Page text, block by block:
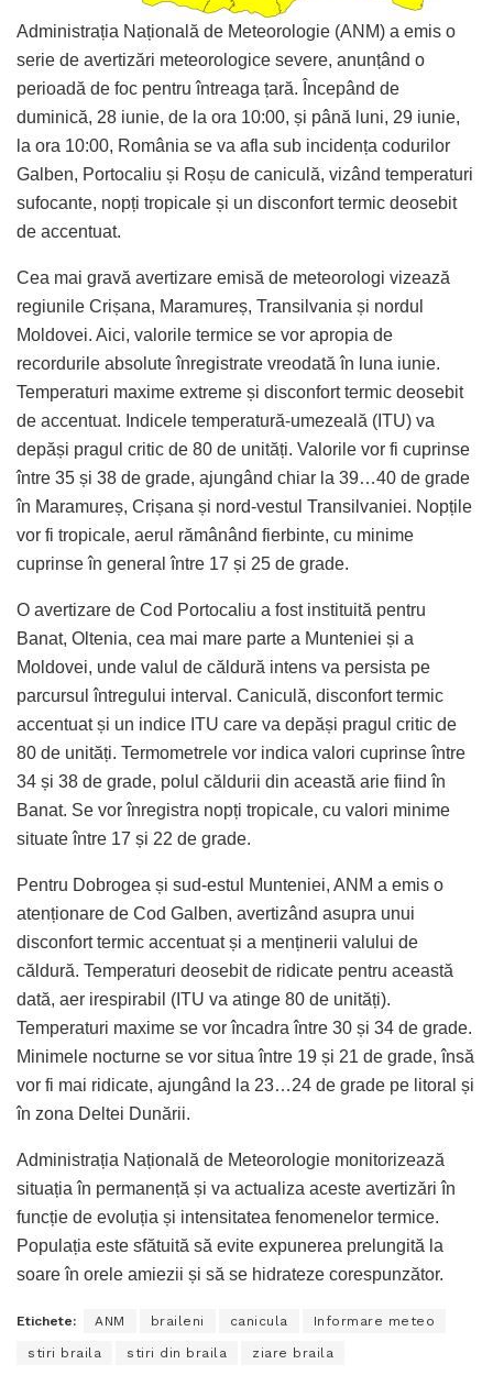
Administrația Națională de Meteorologie (ANM) a emis o
serie de avertizări meteorologice severe, anunțând o
perioadă de foc pentru întreaga țară. Începând de
duminică, 28 iunie, de la ora 10:00, și până luni, 29 iunie,
la ora 10:00, România se va afla sub incidența codurilor
Galben, Portocaliu și Roșu de caniculă, vizând temperaturi
sufocante, nopți tropicale și un disconfort termic deosebit
de accentuat.
Cea mai gravă avertizare emisă de meteorologi vizează
regiunile Crișana, Maramureș, Transilvania și nordul
Moldovei. Aici, valorile termice se vor apropia de
recordurile absolute înregistrate vreodată în luna iunie.
Temperaturi maxime extreme și disconfort termic deosebit
de accentuat. Indicele temperatură-umezeală (ITU) va
depăși pragul critic de 80 de unități. Valorile vor fi cuprinse
între 35 și 38 de grade, ajungând chiar la 39…40 de grade
în Maramureș, Crișana și nord-vestul Transilvaniei. Nopțile
vor fi tropicale, aerul rămânând fierbinte, cu minime
cuprinse în general între 17 și 25 de grade.
O avertizare de Cod Portocaliu a fost instituită pentru
Banat, Oltenia, cea mai mare parte a Munteniei și a
Moldovei, unde valul de căldură intens va persista pe
parcursul întregului interval. Caniculă, disconfort termic
accentuat și un indice ITU care va depăși pragul critic de
80 de unități. Termometrele vor indica valori cuprinse între
34 și 38 de grade, polul căldurii din această arie fiind în
Banat. Se vor înregistra nopți tropicale, cu valori minime
situate între 17 și 22 de grade.
Pentru Dobrogea și sud-estul Munteniei, ANM a emis o
atenționare de Cod Galben, avertizând asupra unui
disconfort termic accentuat și a menținerii valului de
căldură. Temperaturi deosebit de ridicate pentru această
dată, aer irespirabil (ITU va atinge 80 de unități).
Temperaturi maxime se vor încadra între 30 și 34 de grade.
Minimele nocturne se vor situa între 19 și 21 de grade, însă
vor fi mai ridicate, ajungând la 23…24 de grade pe litoral și
în zona Deltei Dunării.
Administrația Națională de Meteorologie monitorizează
situația în permanență și va actualiza aceste avertizări în
funcție de evoluția și intensitatea fenomenelor termice.
Populația este sfătuită să evite expunerea prelungită la
soare în orele amiezii și să se hidrateze corespunzător.
Etichete: ANM braileni canicula Informare meteo
stiri braila stiri din braila ziare braila